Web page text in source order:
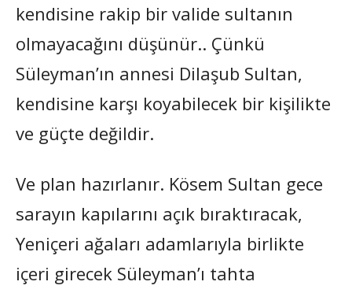
kendisine rakip bir valide sultanın
olmayacağını düşünür.. Çünkü
Süleyman’ın annesi Dilaşub Sultan,
kendisine karşı koyabilecek bir kişilikte
ve güçte değildir.
Ve plan hazırlanır. Kösem Sultan gece
sarayın kapılarını açık bıraktıracak,
Yeniçeri ağaları adamlarıyla birlikte
içeri girecek Süleyman’ı tahta